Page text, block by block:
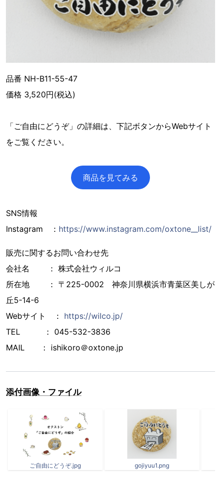
品番 NH-B11-55-47
価格 3,520円(税込)
「ご自由にどうぞ」の詳細は、下記ボタンからWebサイト
をご覧ください。
商品を見てみる
SNS情報
Instagram ： https://www.instagram.com/oxtone__list/
販売に関するお問い合わせ先
会社名 ： 株式会社ウィルコ
所在地 ： 〒225-0002 神奈川県横浜市青葉区美しが
丘5-14-6
Webサイト ： https://wilco.jp/
TEL ： 045-532-3836
MAIL ： ishikoro＠oxtone.jp
添付画像・ファイル
ご自由にどうぞ.jpg gojiyuu1.png